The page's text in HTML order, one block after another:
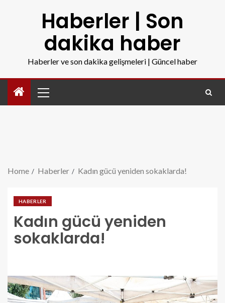
Haberler | Son
dakika haber
Haberler ve son dakika gelişmeleri | Güncel haber
Home Haberler Kadın gücü yeniden sokaklarda!
HABERLER
Kadın gücü yeniden
sokaklarda!